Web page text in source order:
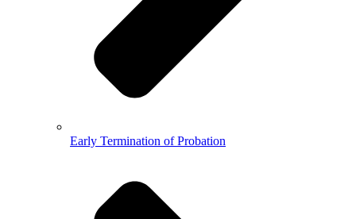
Early Termination of Probation